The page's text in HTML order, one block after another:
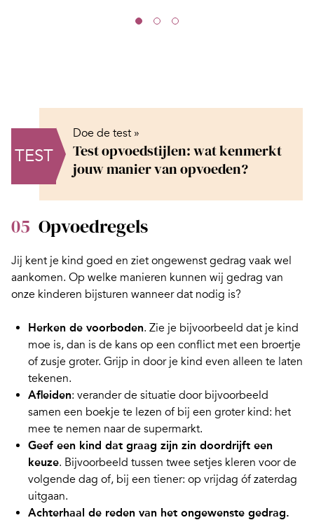
TEST
Doe de test »
Test opvoedstijlen: wat kenmerkt
jouw manier van opvoeden?
05 Opvoedregels
Jij kent je kind goed en ziet ongewenst gedrag vaak wel
aankomen. Op welke manieren kunnen wij gedrag van
onze kinderen bijsturen wanneer dat nodig is?
Herken de voorboden. Zie je bijvoorbeeld dat je kind
moe is, dan is de kans op een conflict met een broertje
of zusje groter. Grijp in door je kind even alleen te laten
tekenen.
Afleiden: verander de situatie door bijvoorbeeld
samen een boekje te lezen of bij een groter kind: het
mee te nemen naar de supermarkt.
Geef een kind dat graag zijn zin doordrijft een
keuze. Bijvoorbeeld tussen twee setjes kleren voor de
volgende dag of, bij een tiener: op vrijdag óf zaterdag
uitgaan.
Achterhaal de reden van het ongewenste gedrag.